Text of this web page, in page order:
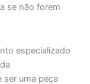
se não forem
especializado
uma peça